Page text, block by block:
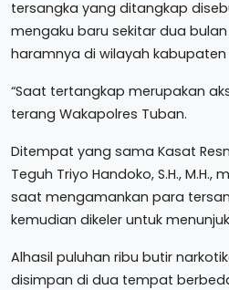
tersangka yang ditangkap
mengaku baru sekitar dua
haramnya di wilayah kabupaten
“Saat tertangkap merupakan
terang Wakapolres Tuban.
Ditempat yang sama Kasat
Teguh Triyo Handoko, S.H.,
saat mengamankan para
kemudian dikeler untuk
Alhasil puluhan ribu butir
disimpan di dua tempat